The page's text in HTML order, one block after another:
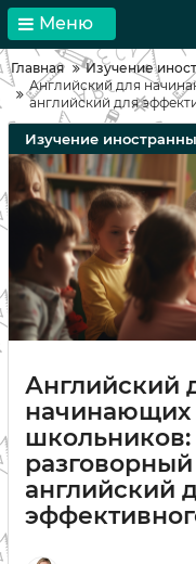
Меню
Главная
Изучение
Английский для
английский для
Изучение
Английский
начинающих
школьников:
разговорный
английский